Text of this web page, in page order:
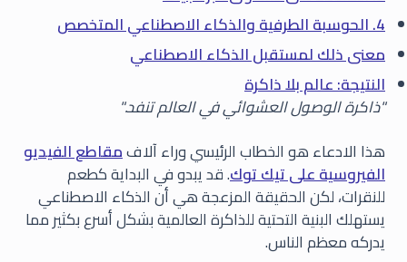
4. الحوسبة الطرفية والذكاء الاصطناعي المتخصص
معنى ذلك لمستقبل الذكاء الاصطناعي
النتيجة: عالم بلا ذاكرة
"ذاكرة الوصول العشوائي في العالم تنفد."
هذا الادعاء هو الخطاب الرئيسي وراء آلافمقاطع الفيديو
الفيروسية على تيك توك. قد يبدو في البداية كطعم
للنقرات، لكن الحقيقة المزعجة هي أن الذكاء الاصطناعي
يستهلك البنية التحتية للذاكرة العالمية بشكل أسرع بكثير مما
يدركه معظم الناس.